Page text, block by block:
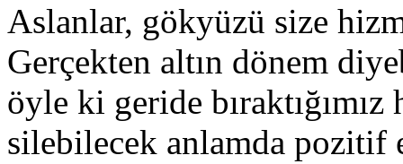
Aslanlar, gökyüzü size
Gerçekten altın dönem
öyle ki geride
silebilecek anlamda pozitif